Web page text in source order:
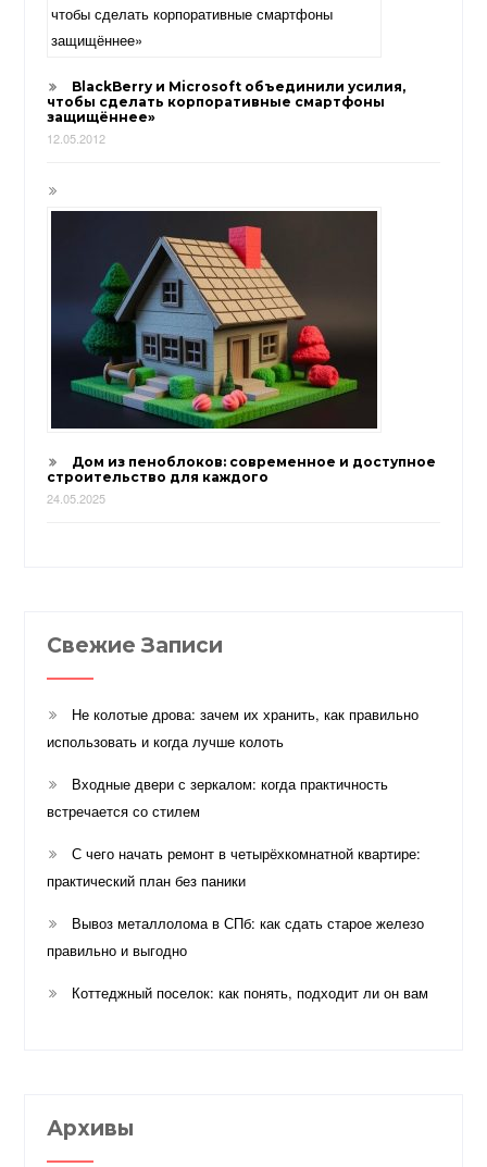
BlackBerry и Microsoft объединили усилия,
чтобы сделать корпоративные смартфоны
защищённее»
12.05.2012
Дом из пеноблоков: современное и доступное
строительство для каждого
24.05.2025
Свежие Записи
Не колотые дрова: зачем их хранить, как правильно
использовать и когда лучше колоть
Входные двери с зеркалом: когда практичность
встречается со стилем
С чего начать ремонт в четырёхкомнатной квартире:
практический план без паники
Вывоз металлолома в СПб: как сдать старое железо
правильно и выгодно
Коттеджный поселок: как понять, подходит ли он вам
Архивы